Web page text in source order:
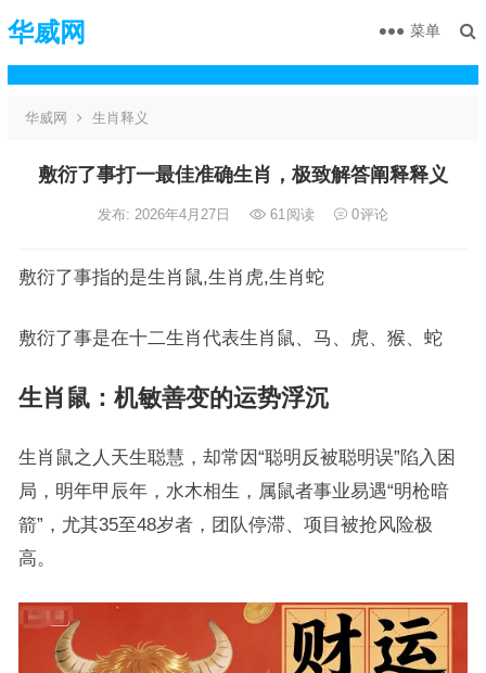
华威网 菜单
华威网 生肖释义
敷衍了事打一最佳准确生肖，极致解答阐释释义
发布: 2026年4月27日 61阅读 0评论
敷衍了事指的是生肖鼠,生肖虎,生肖蛇
敷衍了事是在十二生肖代表生肖鼠、马、虎、猴、蛇
生肖鼠：机敏善变的运势浮沉
生肖鼠之人天生聪慧，却常因“聪明反被聪明误”陷入困
局，明年甲辰年，水木相生，属鼠者事业易遇“明枪暗
箭”，尤其35至48岁者，团队停滞、项目被抢风险极
高。